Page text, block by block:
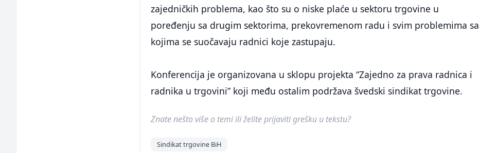
zajedničkih problema, kao što su o niske plaće u sektoru trgovine u
poređenju sa drugim sektorima, prekovremenom radu i svim problemima sa
kojima se suočavaju radnici koje zastupaju.
Konferencija je organizovana u sklopu projekta “Zajedno za prava radnica i
radnika u trgovini” koji među ostalim podržava švedski sindikat trgovine.
Znate nešto više o temi ili želite prijaviti grešku u tekstu?
Sindikat trgovine BiH